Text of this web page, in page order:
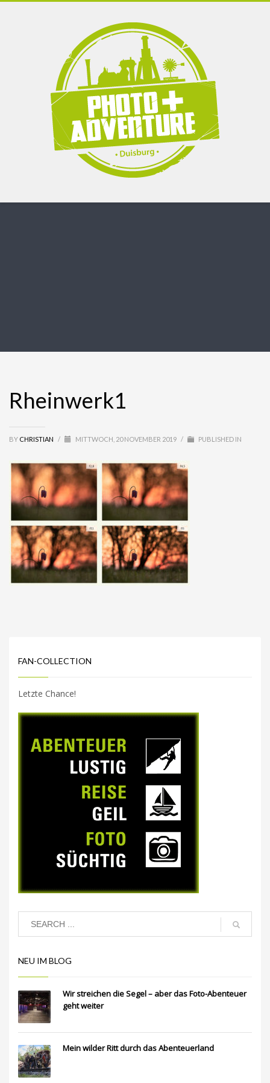
Rheinwerk1
BY CHRISTIAN / MITTWOCH, 20 NOVEMBER 2019 / PUBLISHED IN
FAN-COLLECTION
Letzte Chance!
NEU IM BLOG
Wir streichen die Segel – aber das Foto-Abenteuer
geht weiter
Mein wilder Ritt durch das Abenteuerland